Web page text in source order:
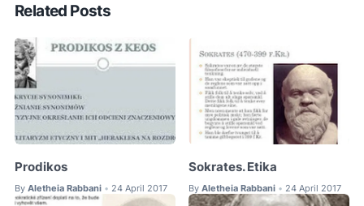
Related Posts
Prodikos
By Aletheia Rabbani • 24 April 2017
Sokrates. Etika
By Aletheia Rabbani • 24 April 2017